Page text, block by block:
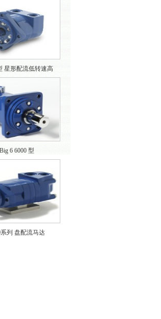
星形配流低转速高
Big 6 6000 型
系列 盘配流马达